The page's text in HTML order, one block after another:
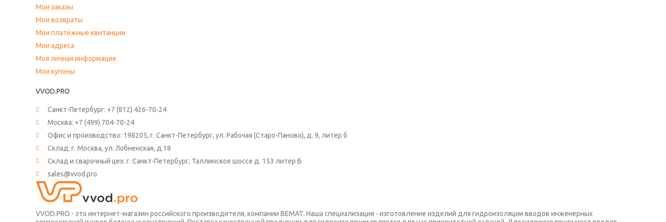
Мои заказы
Мои возвраты
Мои платёжные квитанции
Мои адреса
Моя личная информация
Мои купоны
VVOD.PRO
Санкт-Петербург: +7 (812) 426-70-24
Москва: +7 (499) 704-70-24
Офис и производство: 198205, г. Санкт-Петербург, ул. Рабочая (Старо-Паново), д. 9, литер б
Склад: г. Москва, ул. Лобненская, д.18
Склад и сварочный цех: г. Санкт-Петербург, Таллинское шоссе д. 153 литер Б
sales@vvod.pro
VVOD.PRO - это интернет-магазин российского производителя, компании ВЕМАТ. Наша специализация - изготовление изделий для гидроизоляции вводов инженерных